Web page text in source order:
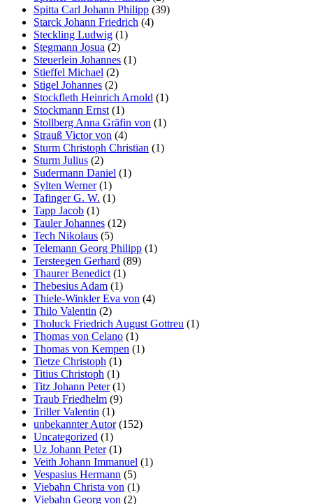
Spitta Carl Johann Philipp (39)
Starck Johann Friedrich (4)
Steckling Ludwig (1)
Stegmann Josua (2)
Steuerlein Johannes (1)
Stieffel Michael (2)
Stigel Johannes (2)
Stockfleth Heinrich Arnold (1)
Stockmann Ernst(1)
Stollberg Anna Gräfin von (1)
Strauß Victor von (4)
Sturm Christoph Christian (1)
Sturm Julius (2)
Sudermann Daniel (1)
Sylten Werner(1)
Tafinger G. W. (1)
Tapp Jacob (1)
Tauler Johannes (12)
Tech Nikolaus (5)
Telemann Georg Philipp (1)
Tersteegen Gerhard (89)
Thaurer Benedict(1)
Thebesius Adam (1)
Thiele-Winkler Eva von (4)
Thilo Valentin (2)
Tholuck Friedrich August Gottreu (1)
Thomas von Celano (1)
Thomas von Kempen (1)
Tietze Christoph (1)
Titius Christoph (1)
Titz Johann Peter(1)
Traub Friedhelm (9)
Triller Valentin (1)
unbekannter Autor(152)
Uncategorized (1)
Uz Johann Peter(1)
Veith Johann Immanuel (1)
Vespasius Hermann (5)
Viebahn Christa von (1)
Viebahn Georg von (2)